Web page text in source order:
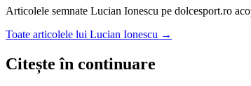
Articolele semnate Lucian Ionescu pe dolcesport.ro
Toate articolele lui Lucian Ionescu →
Citește în continuare